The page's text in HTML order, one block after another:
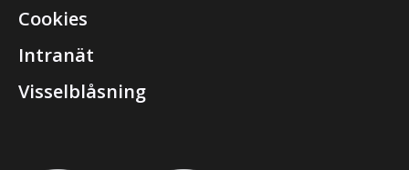
Cookies
Intranät
Visselblåsning